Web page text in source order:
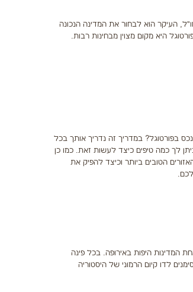
העיקר הוא לבחור את המדינה הנכונה
היא מקום מצוין מבחינות רבות.
בפורטוגל? במדריך זה נדריך אותך בכל
לך כמה טיפים כיצד לעשות זאת. כמו כן
הטובים ביותר וכיצד להפיק את
המדינות היפות באירופה. בכל פינה
לדו קיום הרמוני של היסטוריה